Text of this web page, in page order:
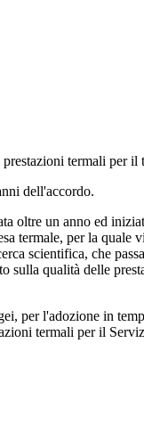
termali per il
dell'accordo.
oltre un anno ed
termale, per la
scientifica, che
qualità delle
per l'adozione in
termali per il